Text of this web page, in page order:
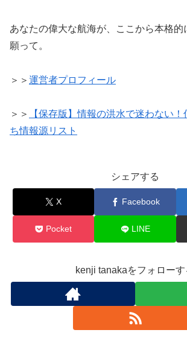
あなたの偉大な航海が、ここから本格的
願って。
＞＞ 運営者プロフィール
＞＞
【保存版】情報の洪水で迷わない
ち情報源リスト
シェアする
X Facebook
Pocket LINE
kenji tanakaをフォローす